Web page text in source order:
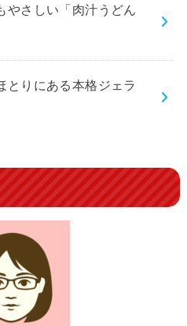
やさしい「肉汁うどん
とりにある本格ジェラ